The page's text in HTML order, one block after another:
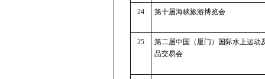
24 第十届海峡旅游博览会
25
第二届中国（厦门）国际水上运动
品交易会